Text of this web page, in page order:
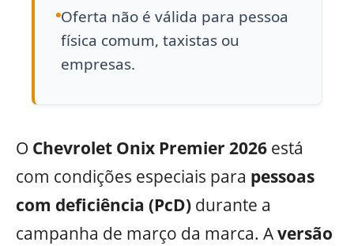
Oferta não é válida para pessoa
física comum, taxistas ou
empresas.
O Chevrolet Onix Premier 2026 está
com condições especiais para pessoas
com deficiência (PcD) durante a
campanha de março da marca. Aversão